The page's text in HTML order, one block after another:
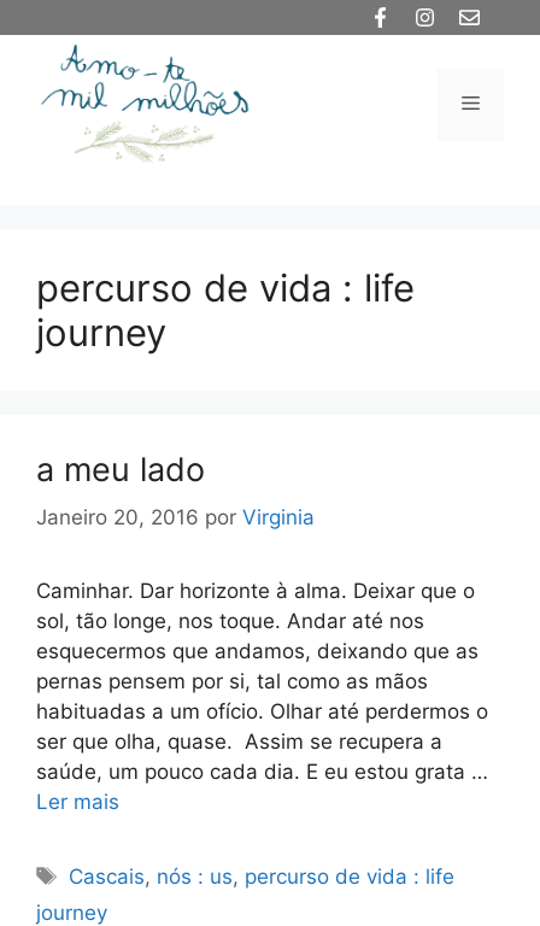
conteúdo
Menu
percurso de vida : life
journey
a meu lado
Janeiro 20, 2016 por Virginia
Caminhar. Dar horizonte à alma. Deixar que o
sol, tão longe, nos toque. Andar até nos
esquecermos que andamos, deixando que as
pernas pensem por si, tal como as mãos
habituadas a um ofício. Olhar até perdermos o
ser que olha, quase. Assim se recupera a
saúde, um pouco cada dia. E eu estou grata …
Ler mais
Etiquetas
Cascais, nós : us, percurso de vida : life
journey